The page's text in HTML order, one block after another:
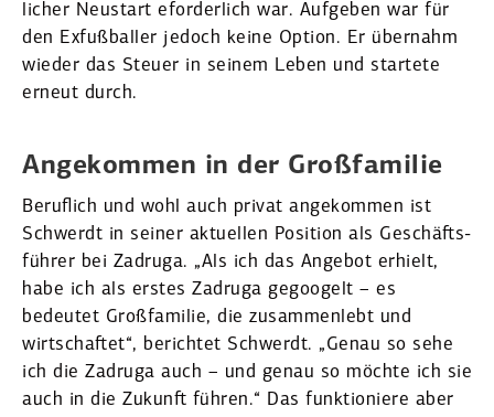
licher Neustart eforderlich war. Aufgeben war für
den Exfuß­baller jedoch keine Option. Er übernahm
wieder das Steuer in seinem Leben und startete
erneut durch.
Angekommen in der Großfa­milie
Beruflich und wohl auch privat angekommen ist
Schwerdt in seiner aktuellen Position als Geschäfts­
führer bei Zadruga. „Als ich das Angebot erhielt,
habe ich als erstes Zadruga gegoogelt – es
bedeutet Großfa­milie, die zusam­menlebt und
wirtschaftet“, berichtet Schwerdt. „Genau so sehe
ich die Zadruga auch – und genau so möchte ich sie
auch in die Zukunft führen.“ Das funktio­niere aber